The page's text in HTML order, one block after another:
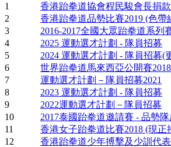
1
香港跆拳道協會程民駿會長捐
2
香港跆拳道品勢比賽2019 (色
3
2016-2017全國大眾跆拳道系列
4
2025 運動選才計劃 - 隊員招募
5
2024 運動選才計劃 - 隊員招募(
6
世界跆拳道馬來西亞公開賽2018
7
運動選才計劃－隊員招募2021
8
2023 運動選才計劃 - 隊員招募
9
2022運動選才計劃－隊員招募
10
2017泰國跆拳道邀請賽 - 品勢
11
香港女子跆拳道比賽2018 (現正
12
香港跆拳道少年搏擊及少訓代